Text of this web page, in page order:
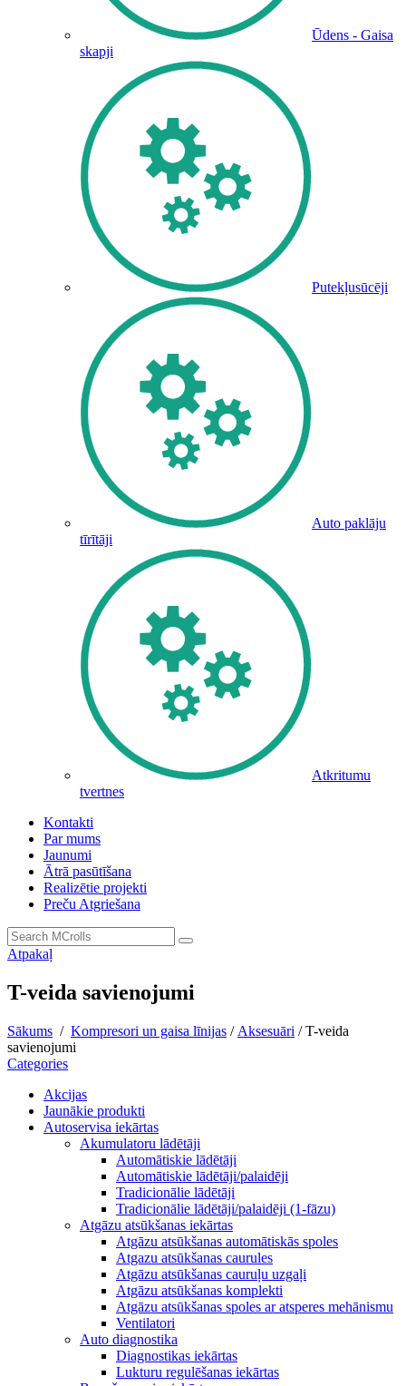
Ūdens - Gaisa
skapji
Putekļusūcēji
Auto paklāju
tīrītāji
Atkritumu
tvertnes
Kontakti
Par mums
Jaunumi
Ātrā pasūtīšana
Realizētie projekti
Preču Atgriešana
Atpakaļ
T-veida savienojumi
Sākums / Kompresori un gaisa līnijas / Aksesuāri /T-veida
savienojumi
Categories
Akcijas
Jaunākie produkti
Autoservisa iekārtas
Akumulatoru lādētāji
Automātiskie lādētāji
Automātiskie lādētāji/palaidēji
Tradicionālie lādētāji
Tradicionālie lādētāji/palaidēji (1-fāzu)
Atgāzu atsūkšanas iekārtas
Atgāzu atsūkšanas automātiskās spoles
Atgazu atsūkšanas caurules
Atgāzu atsūkšanas cauruļu uzgaļi
Atgāzu atsūkšanas komplekti
Atgāzu atsūkšanas spoles ar atsperes mehānismu
Ventilatori
Auto diagnostika
Diagnostikas iekārtas
Lukturu regulēšanas iekārtas